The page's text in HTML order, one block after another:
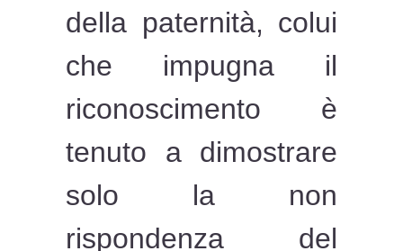
della paternità, colui
che impugna il
riconoscimento è
tenuto a dimostrare
solo la non
rispondenza del